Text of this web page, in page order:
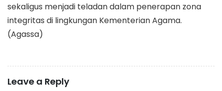
sekaligus menjadi teladan dalam penerapan zona
integritas di lingkungan Kementerian Agama.
(Agassa)
Leave a Reply